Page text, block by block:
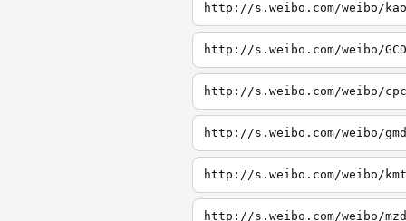
http://s.weibo.com/weibo/kao
http://s.weibo.com/weibo/GCD
http://s.weibo.com/weibo/cpc
http://s.weibo.com/weibo/gmd
http://s.weibo.com/weibo/kmt
http://s.weibo.com/weibo/mzd